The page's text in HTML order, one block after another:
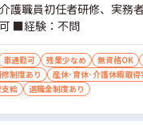
護職員初任者研修、実務
■経験：不問
車通勤可 残業少なめ 無資格OK
制度あり 産休･育休･介護休暇取得
給 退職金制度あり